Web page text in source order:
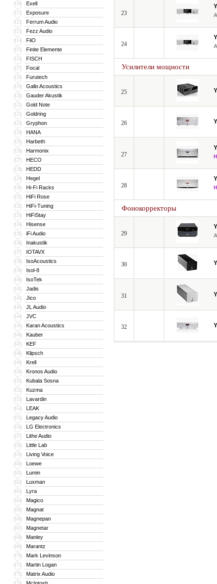
110 Exell
111 Exposure
112 Ferrum Audio
113 Fezz Audio
114 FiiO
115 Finite Elemente
116 FISCH
117 Focal
118 Furutech
119 Gallo Acoustics
120 Gauder Akustik
121 Gold Note
122 Goldring
123 Gryphon
124 HANA
125 Harbeth
126 Harmonix
127 HECO
128 HEDD
129 Hegel
130 Hi-Fi Racks
131 HiFi Rose
132 HiFi-Tuning
133 HiFiStay
134 Hisense
135 iFi Audio
136 Inakustik
137 IOTAVX
138 IsoAcoustics
139 Isol-8
140 IsoTek
141 Jadis
142 Jico
143 JL Audio
144 JVC
145 Karan Acoustics
146 Kauber
147 KEF
148 Klipsch
149 Krell
150 Kronos Audio
151 Kubala Sosna
152 Kuzma
153 Lavardin
154 LEAK
155 Legacy Audio
156 LG Electronics
157 Lithe Audio
158 Little Lab
159 Living Voice
160 Loewe
161 Lumin
162 Luxman
163 Lyra
164 Magico
165 Magnat
166 Magnepan
167 Magnetar
168 Manley
169 Marantz
170 Mark Levinson
171 Martin Logan
172 Matrix Audio
23
24
Усилители мощности
25
26
27
28
Фонокорректоры
29
30
31
32